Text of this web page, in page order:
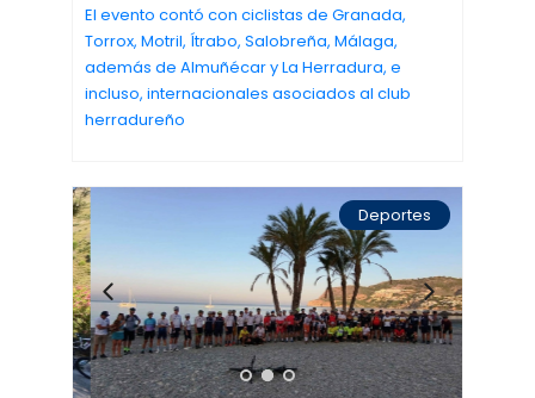
El evento contó con ciclistas de Granada,
Torrox, Motril, Ítrabo, Salobreña, Málaga,
además de Almuñécar y La Herradura, e
incluso, internacionales asociados al club
herradureño
Deportes